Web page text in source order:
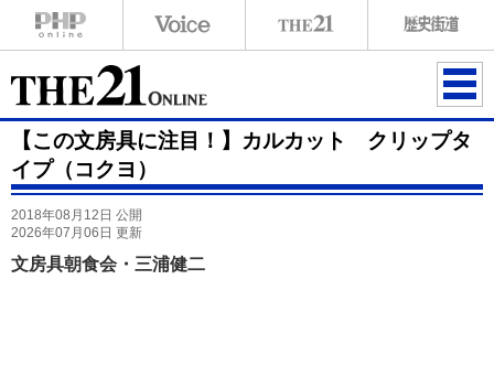
ME
NU
【この文房具に注目！】カルカット クリップタ
イプ（コクヨ）
2018年08月12日 公開
2026年07月06日 更新
文房具朝食会・三浦健二